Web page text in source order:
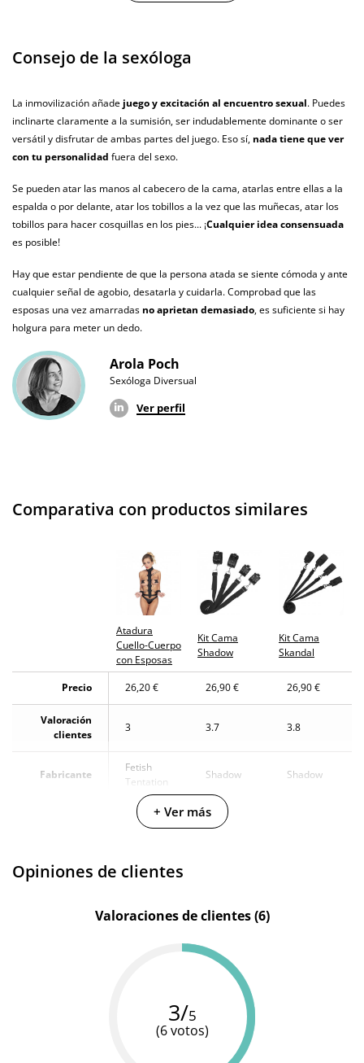
Garantías 3 años de garantía
original
¿Cuándo lo
recibo?
El martes 11 de agosto (fecha estimada)
Consejo de la sexóloga
La inmovilización añade juego y excitación al encuentro sexual. Puedes
inclinarte claramente a la sumisión, ser indudablemente dominante o ser
versátil y disfrutar de ambas partes del juego. Eso sí, nada tiene que ver
con tu personalidad fuera del sexo.
Se pueden atar las manos al cabecero de la cama, atarlas entre ellas a la
espalda o por delante, atar los tobillos a la vez que las muñecas, atar los
tobillos para hacer cosquillas en los pies... ¡Cualquier idea consensuada
es posible!
Hay que estar pendiente de que la persona atada se siente cómoda y ante
cualquier señal de agobio, desatarla y cuidarla. Comprobad que las
esposas una vez amarradas no aprietan demasiado, es suficiente si hay
holgura para meter un dedo.
Arola Poch
Sexóloga Diversual
Ver perfil
Comparativa con productos similares
Atadura
Cuello-Cuerpo
con Esposas
Kit Cama
Shadow
Kit Cama
Skandal
Precio 26,20 € 26,90 € 26,90 €
Valoración
clientes
3 3.7 3.8
Fabricante
Fetish
Tentation
Shadow Shadow
Negro Negro
+ Ver más
Opiniones de clientes
Valoraciones de clientes (6)
3/5
(6 votos)